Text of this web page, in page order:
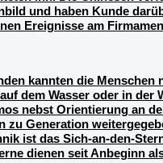
und haben Kunde
Ereignisse am
kannten die Menschen
dem Wasser oder in der
nebst Orientierung an
zu Generation
ist das Sich-an-den-
dienen seit Anbeginn